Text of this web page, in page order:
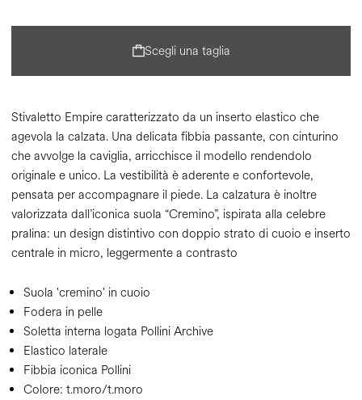
Scegli una taglia
Stivaletto Empire caratterizzato da un inserto elastico che
agevola la calzata. Una delicata fibbia passante, con cinturino
che avvolge la caviglia, arricchisce il modello rendendolo
originale e unico. La vestibilità è aderente e confortevole,
pensata per accompagnare il piede. La calzatura è inoltre
valorizzata dall’iconica suola “Cremino”, ispirata alla celebre
pralina: un design distintivo con doppio strato di cuoio e inserto
centrale in micro, leggermente a contrasto
Suola 'cremino' in cuoio
Fodera in pelle
Soletta interna logata Pollini Archive
Elastico laterale
Fibbia iconica Pollini
Colore: t.moro/t.moro